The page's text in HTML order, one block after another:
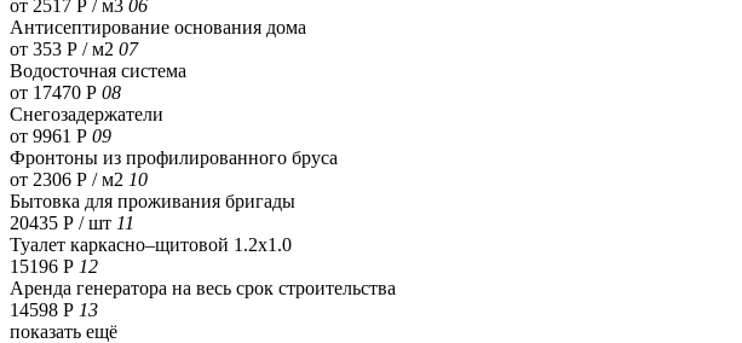
от 2517 Р / м3 06
Антисептирование основания дома
от 353 Р / м2 07
Водосточная система
от 17470 Р 08
Снегозадержатели
от 9961 Р 09
Фронтоны из профилированного бруса
от 2306 Р / м2 10
Бытовка для проживания бригады
20435 Р / шт 11
Туалет каркасно–щитовой 1.2х1.0
15196 Р 12
Аренда генератора на весь срок строительства
14598 Р 13
показать ещё